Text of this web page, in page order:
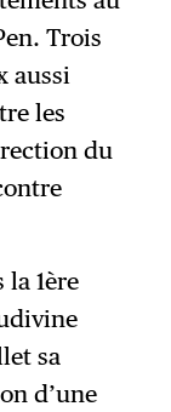
Trois
aussi
les
du
1ère
sa
d’une